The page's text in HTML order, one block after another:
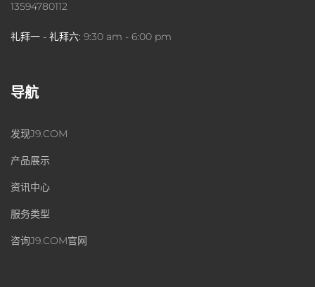
13594780112
礼拜一 - 礼拜六: 9:30 am - 6:00 pm
导航
发现J9.COM
产品展示
资讯中心
服务类型
咨询J9.COM官网